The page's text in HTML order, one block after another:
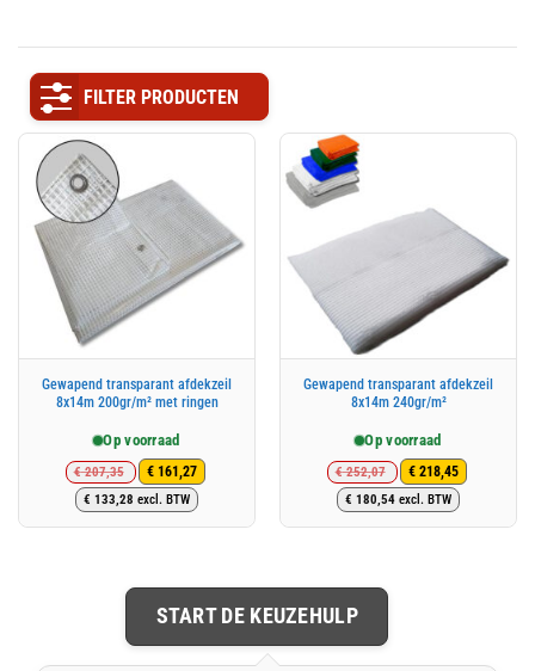
FILTER PRODUCTEN
Gewapend transparant afdekzeil
8x14m 200gr/m² met ringen
Op voorraad
€207,35
Oorspronkelijke
prijs
was:
€ 161,27
Huidige
prijs
is:
€ 133,28 excl. BTW
Gewapend transparant afdekzeil
8x14m 240gr/m²
Op voorraad
€252,07
Oorspronkelijke
prijs
was:
€ 218,45
Huidige
prijs
is:
€ 180,54 excl. BTW
START DE KEUZEHULP